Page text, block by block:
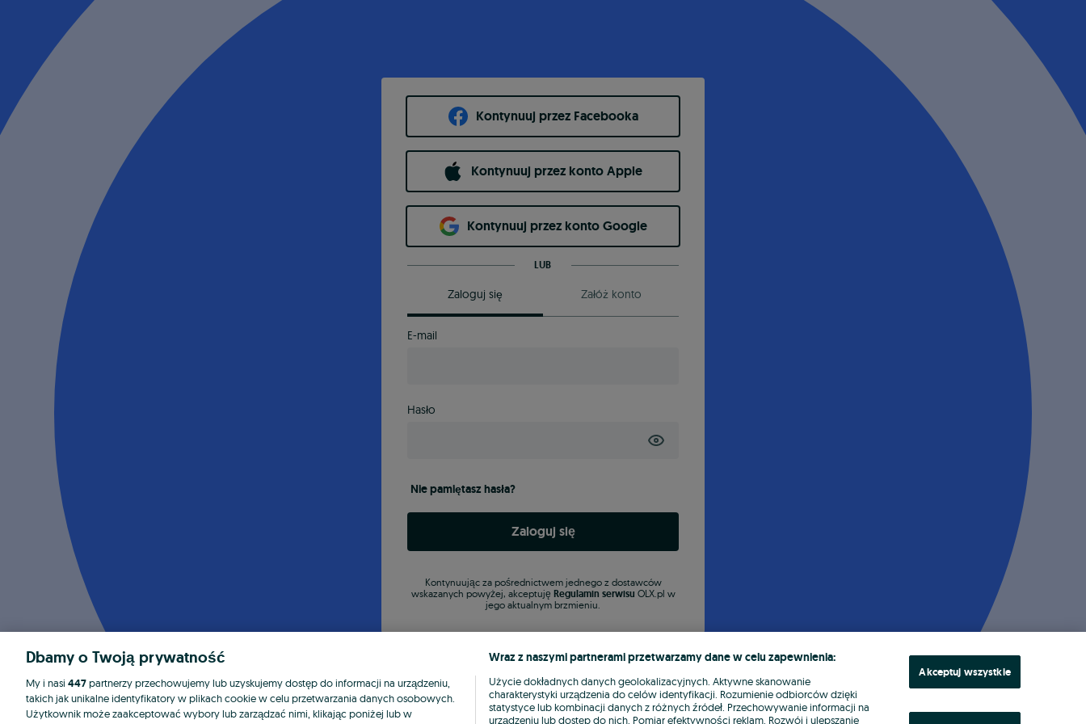
Kontynuuj przez Facebooka
Kontynuuj przez konto Apple
Kontynuuj przez konto Google
LUB
Zaloguj się Załóż konto
E-mail
Hasło
Nie pamiętasz hasła?
Zaloguj się
Kontynuując za pośrednictwem jednego z dostawców
wskazanych powyżej, akceptuję Regulamin serwisu OLX.pl w
jego aktualnym brzmieniu.
Dbamy o Twoją prywatność
My i nasi 447partnerzy przechowujemy lub uzyskujemy dostęp do informacji na urządzeniu,
takich jak unikalne identyfikatory w plikach cookie w celu przetwarzania danych osobowych.
Użytkownik może zaakceptować wybory lub zarządzać nimi, klikając poniżej lub w
Wraz z naszymi partnerami przetwarzamy dane w celu zapewnienia:
Użycie dokładnych danych geolokalizacyjnych. Aktywne skanowanie
charakterystyki urządzenia do celów identyfikacji. Rozumienie odbiorców dzięki
statystyce lub kombinacji danych z różnych źródeł. Przechowywanie informacji na
urządzeniu lub dostęp do nich. Pomiar efektywności reklam. Rozwój i ulepszanie
Akceptuj wszystkie